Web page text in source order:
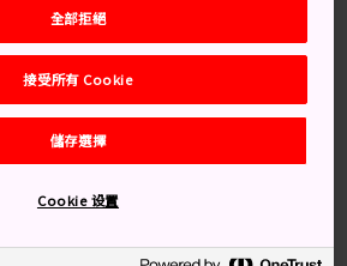
經驗豐富的玩家，浮潛都是在這片天
時光的最佳方式。
島。
的泊港開往阿嘉島
全部拒絕
接受所有 Cookie
儲存選擇
Cookie 设置